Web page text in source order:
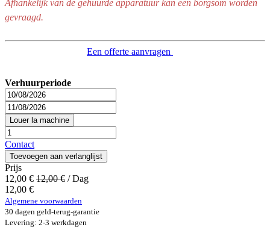
Afhankelijk van de gehuurde apparatuur kan een borgsom worden
gevraagd.
Een offerte aanvragen
Verhuurperiode
Louer la machine
Contact
Toevoegen aan verlanglijst
Prijs
12,00 € 12,00€ / Dag
12,00 €
Algemene voorwaarden
30 dagen geld-terug-garantie
Levering: 2-3 werkdagen